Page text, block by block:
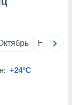
Ноябрь
+24°C